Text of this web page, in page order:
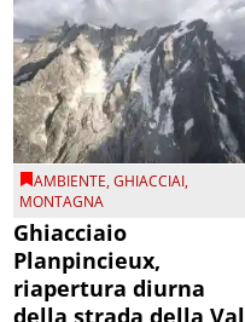
AMBIENTE,GHIACCIAI,
MONTAGNA
Ghiacciaio
Planpincieux,
riapertura diurna
della strada della Val